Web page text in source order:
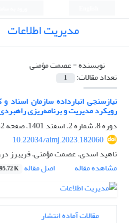
مدیریت اطلاعات
نویسنده =عصمت مؤمنی
تعداد مقالات:
1
نیازسنجی انبارداده سازمان اسناد و
رویکرد مدیریت و برنامه‌ریزی
دوره 8، شماره 2، اسفند 1401، صفحه
10.22034/aimj.2023.182060
ناهید اسدی، عصمت مؤمنی، فریبرز
مشاهده مقاله
اصل مقاله K
مقالات آماده انتشار